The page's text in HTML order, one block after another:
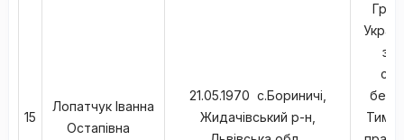
15
Лопатчук Іванна
Остапівна
21.05.1970 с.Бориничі,
Жидачівський р-н,